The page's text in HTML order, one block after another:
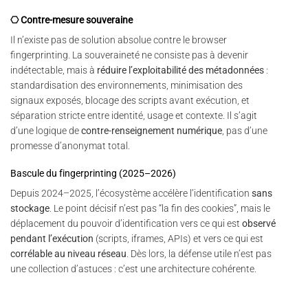
⎔ Contre-mesure souveraine
Il n’existe pas de solution absolue contre le browser
fingerprinting. La souveraineté ne consiste pas à devenir
indétectable, mais à réduire l’exploitabilité des métadonnées :
standardisation des environnements, minimisation des
signaux exposés, blocage des scripts avant exécution, et
séparation stricte entre identité, usage et contexte. Il s’agit
d’une logique decontre-renseignement numérique , pas d’une
promesse d’anonymat total.
Bascule du fingerprinting (2025–2026)
Depuis 2024–2025, l’écosystème accélère l’identification sans
stockage . Le point décisif n’est pas “la fin des cookies”, mais le
déplacement du pouvoir d’identification vers ce qui est observé
pendant l’exécution (scripts, iframes, APIs) et vers ce qui est
corrélable au niveau réseau . Dès lors, la défense utile n’est pas
une collection d’astuces : c’est une architecture cohérente.